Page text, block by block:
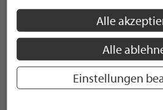
Alle
Alle
Einstellungen